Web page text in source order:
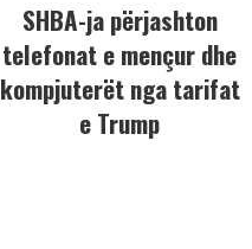
SHBA-ja përjashton
telefonat e mençur dhe
kompjuterët nga tarifat
e Trump